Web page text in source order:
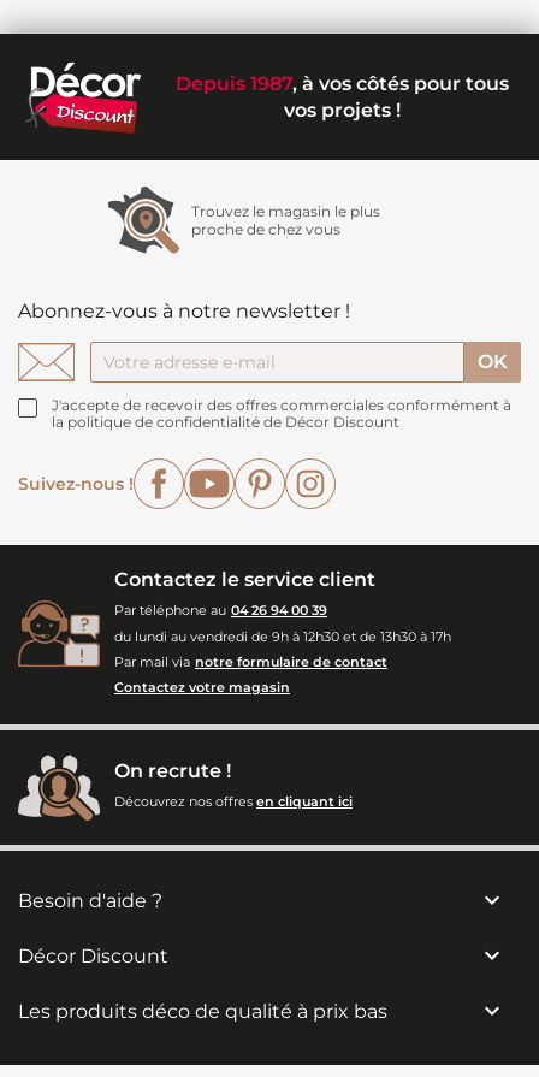
Depuis 1987, à vos côtés pour tous
vos projets !
Trouvez le magasin le plus
proche de chez vous
Abonnez-vous à notre newsletter !
J'accepte de recevoir des offres commerciales conformément à
la politique de confidentialité de Décor Discount
Suivez-nous !
FacebookYouTubePinterest
Contactez le service client
Par téléphone au 04 26 94 00 39
du lundi au vendredi de 9h à 12h30 et de 13h30 à 17h
Par mail via notre formulaire de contact
Contactez votre magasin
On recrute !
Découvrez nos offres en cliquant ici
Besoin d'aide ? 
Décor Discount 
Les produits déco de qualité à prix bas 